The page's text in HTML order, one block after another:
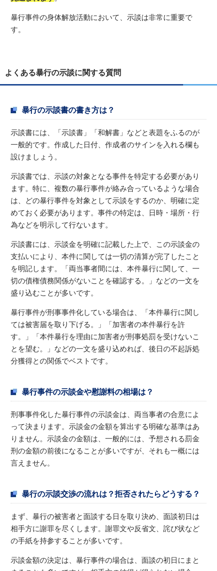
暴行事件の身体解放活動において、示談は非常に重要で
す。
よくある暴行の示談に関する質問
暴行の示談書の書き方は？
示談書には、「示談書」「和解書」などと表題をふるのが
一般的です。作成した日付、作成者のサインを入れる欄も
設けましょう。
示談書では、示談の対象となる事件を特定する必要があり
ます。特に、複数の暴行事件が絡み合っているような場合
は、どの暴行事件を対象として示談をするのか、明確に定
めておく必要があります。事件の特定は、日時・場所・行
為などを明示して行ないます。
示談書には、示談金を明確に記載した上で、この示談金の
支払いにより、本件に関しては一切の清算が完了したこと
を明記します。「両当事者間には、本件暴行に関して、一
切の債権債務関係がないことを確認する。」などの一文を
盛り込むことが多いです。
暴行事件が刑事事件化している場合は、「本件暴行に関し
ては被害届を取り下げる。」「加害者の本件暴行を許
す。」「本件暴行を理由に加害者が刑事処罰を受けないこ
とを望む。」などの一文を盛り込めれば、後日の不起訴処
分獲得との関係でベストです。
暴行事件の示談金や慰謝料の相場は？
刑事事件化した暴行事件の示談金は、両当事者の合意によ
って決まります。示談金の金額を算出する明確な基準はあ
りません。示談金の金額は、一般的には、予想される罰金
刑の金額の前後になることが多いですが、それも一概には
言えません。
暴行の示談交渉の流れは？拒否されたらどうする？
まず、暴行の被害者と面談する日を取り決め、面談初日は
相手方に謝罪を尽くします。謝罪文や反省文、詫び状など
の手紙を持参することが多いです。
示談金額の決定は、暴行事件の場合は、面談の初日にまと